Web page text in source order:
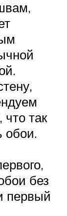
что так
обои.
без
первый